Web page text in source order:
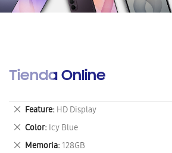
Tienda Online
Feature HD Display
Eliminar
este
artículo
Color Icy Blue
Eliminar
este
Memoria 128GB
Eliminar